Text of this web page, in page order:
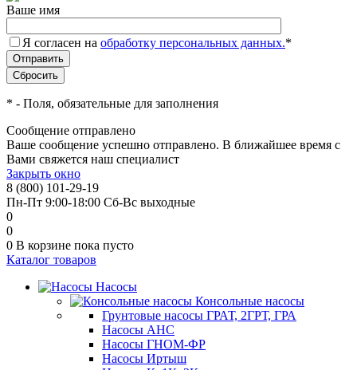
Ваше имя
Я согласен на обработку персональных данных.*
* - Поля, обязательные для заполнения
Сообщение отправлено
Ваше сообщение успешно отправлено. В ближайшее время с
Вами свяжется наш специалист
Закрыть окно
8 (800) 101-29-19
Пн-Пт 9:00-18:00 Сб-Вс выходные
0
0
0 В корзине пока пусто
Каталог товаров
Насосы
Консольные насосы
Грунтовые насосы ГРАТ, 2ГРТ, ГРА
Насосы АНС
Насосы ГНОМ-ФР
Насосы Иртыш